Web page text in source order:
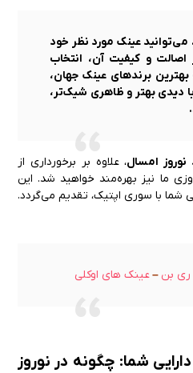
می‌توانید عینک مورد نظر خود
اصالت و کیفیت آن، انتخاب
بهترین برندهای عینک جهان،
دیدی بهتر و ظاهری شیک‌تر،
نوروز امسال، علاوه بر برخورداری از
ما نیز بهره‌مند خواهید شد. این
شما با سوری اپتیک، تقدیم می‌گردد.
بن –عینک های اوکلی
شما: چگونه در نوروز